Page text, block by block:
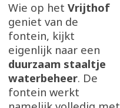
Wie op het Vrijthof
geniet van de
fontein, kijkt
eigenlijk naar een
duurzaam staaltje
waterbeheer. De
fontein werkt